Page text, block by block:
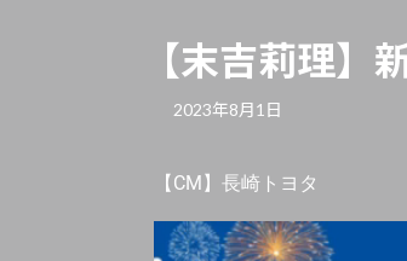
【末吉莉理】
2023年8月1日
【CM】長崎トヨタ